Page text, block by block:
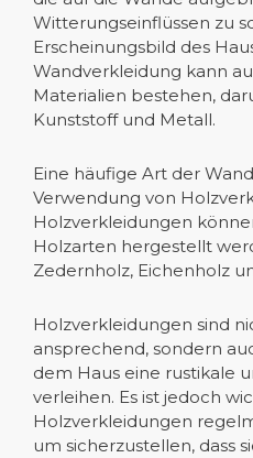
Witterungseinflüssen zu
Erscheinungsbild des
Wandverkleidung kann
Materialien bestehen,
Kunststoff und Metall.
Eine häufige Art der
Verwendung von
Holzverkleidungen
Holzarten hergestellt
Zedernholz, Eichenholz
Holzverkleidungen sind
ansprechend, sondern
dem Haus eine rustikale
verleihen. Es ist jedoch
Holzverkleidungen
um sicherzustellen, dass